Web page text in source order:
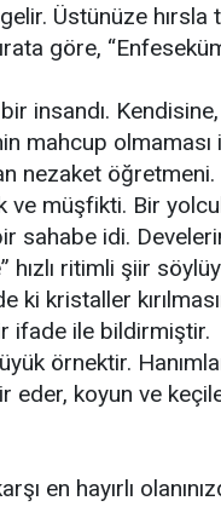
gelir. Üstünüze
göre,
insandı.
mahcup olmaması
nezaket öğretmeni.
ve müşfikti. Bir
sahabe idi.
hızlı ritimli şiir
kristaller
ifade ile bildirmiştir.
örnektir.
eder, koyun ve
en hayırlı